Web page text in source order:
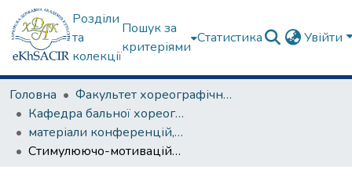
Розділи
та
колекції
Пошук за
критеріями
Статистика Увійти
Головна
Факультет хореографічного мистецтва
Кафедра бальної хореографії
матеріали конференцій, семінарів, круглих столів та ін.
Стимулюючо-мотиваційний компонент у структурі навчального процесу здобувачів вищої освіти у сфері бальної хореографії